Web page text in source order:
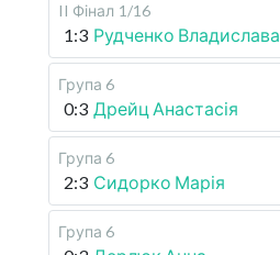
II Фінал 1/16
1:3 Рудченко Владислава
Група 6
0:3 Дрейц Анастасія
Група 6
2:3 Сидорко Марія
Група 6